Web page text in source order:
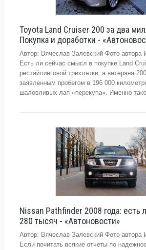
Toyota Land Cruiser 200 за два
Покупка и доработки -
Автор: Вячеслав Залевский Фото автора
Есть ли сейчас смысл в покупке Land
рестайлинговой трехлетки, а ветерана
заявленным пробегом в 196 000
шаловливых лап «перекупа». Именно
Nissan Pathfinder 2008 года: есть
280 тысяч - «Автоновости»
Автор: Вячеслав Залевский Фото автора
Если почитать всякие отчеты по